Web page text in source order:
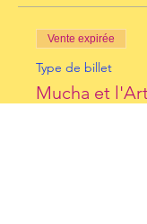
Vente expirée
Type de billet
Mucha et